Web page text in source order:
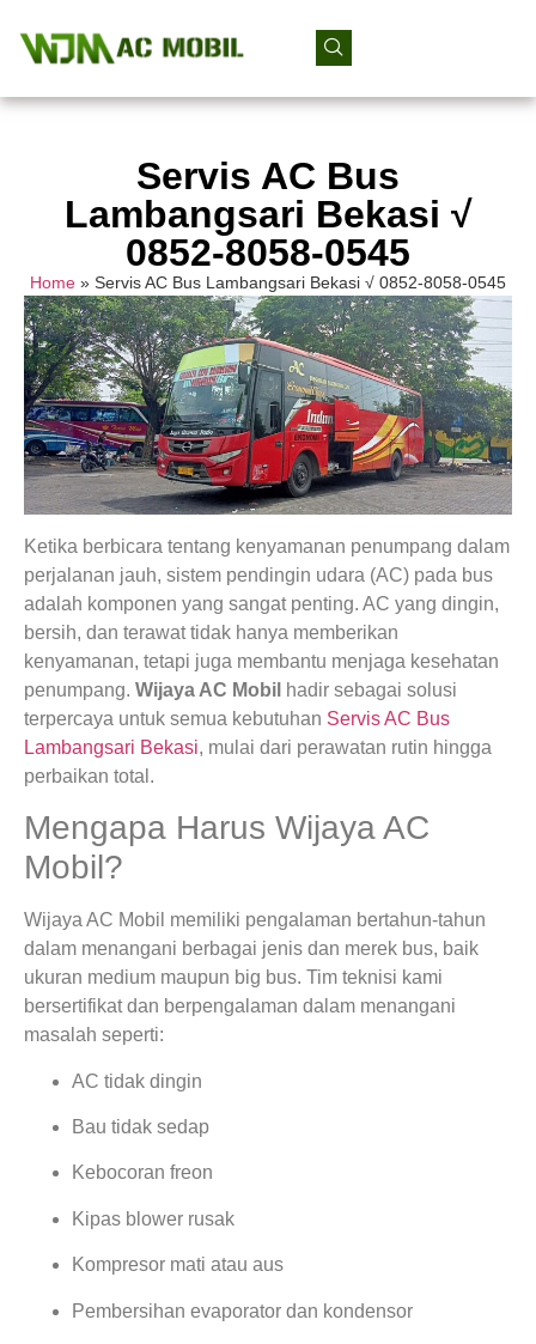
Servis AC Bus
Lambangsari Bekasi √
0852-8058-0545
Home » Servis AC Bus Lambangsari Bekasi √ 0852-8058-0545
Ketika berbicara tentang kenyamanan penumpang dalam
perjalanan jauh, sistem pendingin udara (AC) pada bus
adalah komponen yang sangat penting. AC yang dingin,
bersih, dan terawat tidak hanya memberikan
kenyamanan, tetapi juga membantu menjaga kesehatan
penumpang. Wijaya AC Mobil hadir sebagai solusi
terpercaya untuk semua kebutuhan Servis AC Bus
Lambangsari Bekasi, mulai dari perawatan rutin hingga
perbaikan total.
Mengapa Harus Wijaya AC
Mobil?
Wijaya AC Mobil memiliki pengalaman bertahun-tahun
dalam menangani berbagai jenis dan merek bus, baik
ukuran medium maupun big bus. Tim teknisi kami
bersertifikat dan berpengalaman dalam menangani
masalah seperti:
AC tidak dingin
Bau tidak sedap
Kebocoran freon
Kipas blower rusak
Kompresor mati atau aus
Pembersihan evaporator dan kondensor